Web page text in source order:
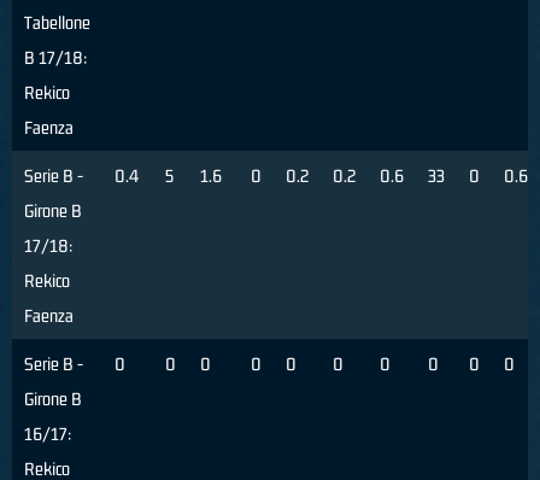
Tabellone
B 17/18:
Rekico
Faenza
Serie B -
Girone B
17/18:
Rekico
Faenza
0.4 5 1.6 0 0.2 0.2 0.6 33 0 0.6
Serie B -
Girone B
16/17:
Rekico
0 0 0 0 0 0 0 0 0 0